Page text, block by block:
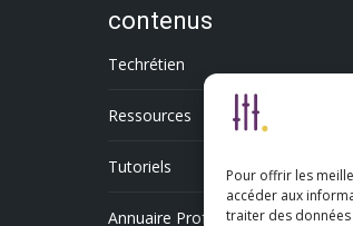
Pour offrir les
accéder aux
traiter des
contenus
Techrétien
Ressources
Tutoriels
Annuaire Professionnel